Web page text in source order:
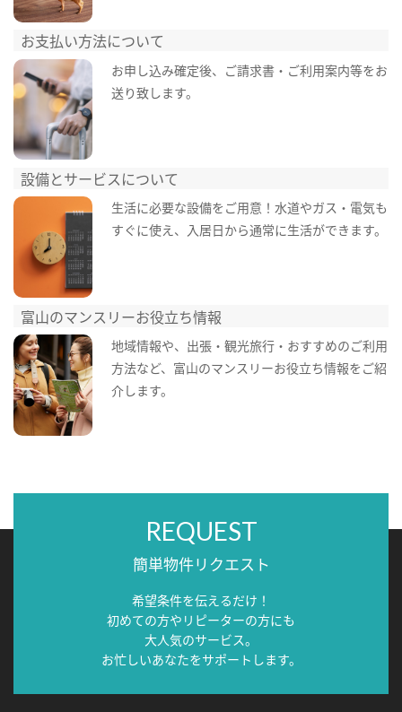
お支払い方法について
お申し込み確定後、ご請求書・ご利用案内等をお
送り致します。
設備とサービスについて
生活に必要な設備をご用意！水道やガス・電気も
すぐに使え、入居日から通常に生活ができます。
富山のマンスリーお役立ち情報
地域情報や、出張・観光旅行・おすすめのご利用
方法など、富山のマンスリーお役立ち情報をご紹
介します。
REQUEST
簡単物件リクエスト
希望条件を伝えるだけ！
初めての方やリピーターの方にも
大人気のサービス。
お忙しいあなたをサポートします。